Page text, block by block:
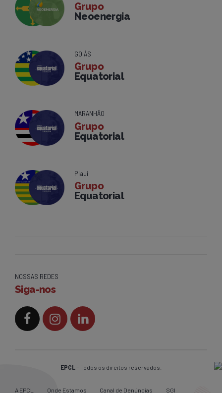
Grupo
Neoenergia
GOIÁS
Grupo
Equatorial
MARANHÃO
Grupo
Equatorial
Piauí
Grupo
Equatorial
NOSSAS REDES
Siga-nos
EPCL– Todos os direitos reservados.
A EPCL Onde Estamos Canal de Denúncias SGI